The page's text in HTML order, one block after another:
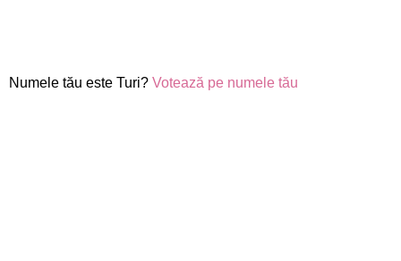
Numele tău este Turi? Votează pe numele tău